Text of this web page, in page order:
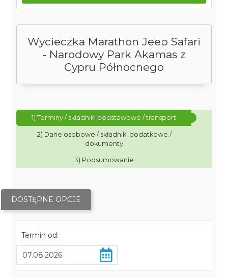
Wycieczka Marathon Jeep Safari
- Narodowy Park Akamas z
Cypru Północnego
1) Terminy / składniki podstawowe / transport
2) Dane osobowe / składniki dodatkowe /
dokumenty
3) Podsumowanie
DOSTĘPNE OPCJE
Termin od: